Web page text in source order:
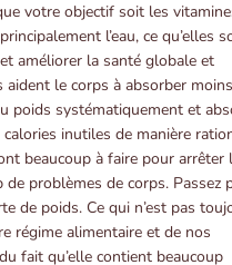
votre objectif soit les
l’eau, ce qu’elles
améliorer la santé globale et
aident le corps à absorber
poids systématiquement et
inutiles de manière
beaucoup à faire pour arrêter
problèmes de corps. Passez
de poids. Ce qui n’est pas
régime alimentaire et de nos
fait qu’elle contient beaucoup